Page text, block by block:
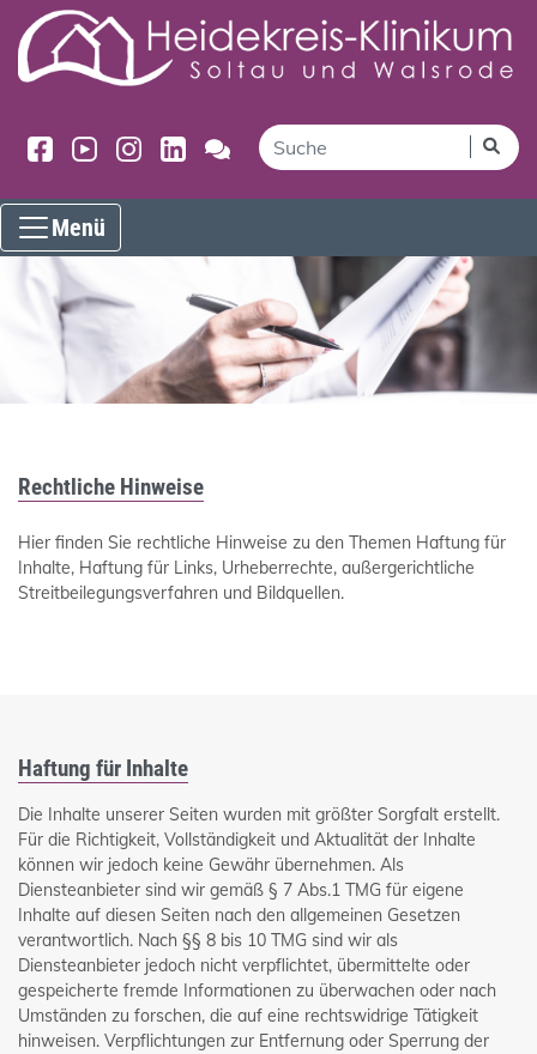
Menü
Rechtliche Hinweise
Hier finden Sie rechtliche Hinweise zu den Themen Haftung für
Inhalte, Haftung für Links, Urheberrechte, außergerichtliche
Streitbeilegungsverfahren und Bildquellen.
Haftung für Inhalte
Die Inhalte unserer Seiten wurden mit größter Sorgfalt erstellt.
Für die Richtigkeit, Vollständigkeit und Aktualität der Inhalte
können wir jedoch keine Gewähr übernehmen. Als
Diensteanbieter sind wir gemäß § 7 Abs.1 TMG für eigene
Inhalte auf diesen Seiten nach den allgemeinen Gesetzen
verantwortlich. Nach §§ 8 bis 10 TMG sind wir als
Diensteanbieter jedoch nicht verpflichtet, übermittelte oder
gespeicherte fremde Informationen zu überwachen oder nach
Umständen zu forschen, die auf eine rechtswidrige Tätigkeit
hinweisen. Verpflichtungen zur Entfernung oder Sperrung der